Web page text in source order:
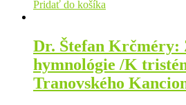
Pridať do košíka
Dr. Štefan Krčméry:
hymnológie /K
Tranovského